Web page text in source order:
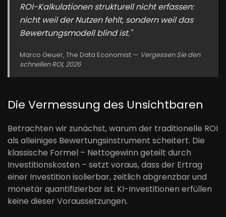
ROI-Kalkulationen strukturell nicht erfassen:
nicht weil der Nutzen fehlt, sondern weil das
Bewertungsmodell blind ist."
Marco Geuer, The Data Economist — Vergessen Sie den
schnellen ROI, 2026
Die Vermessung des Unsichtbaren
Betrachten wir zunächst, warum der traditionelle ROI
als alleiniges Bewertungsinstrument scheitert. Die
klassische Formel – Nettogewinn geteilt durch
Investitionskosten – setzt voraus, dass der Ertrag
einer Investition isolierbar, zeitlich abgrenzbar und
monetär quantifizierbar ist. KI-Investitionen erfüllen
keine dieser Voraussetzungen.